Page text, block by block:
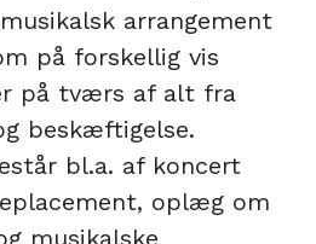
arrangement
på forskellig vis
på tværs af alt fra
beskæftigelse.
bl.a. af koncert
oplæg om
musikalske